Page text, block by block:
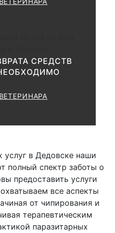
500 руб.
СРЕДСТВ
услуг в Дедовске наши
полный спектр заботы о
предоставить услуги
все аспекты
от чипирования и
терапевтическим
паразитарных